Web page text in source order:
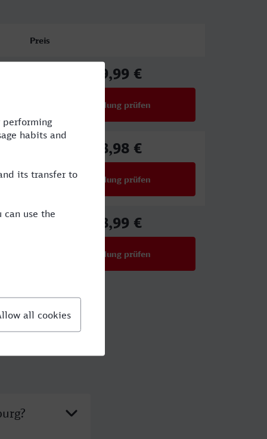
Preis
89,99 €
Verbindung prüfen
78,98 €
Verbindung prüfen
88,99 €
Verbindung prüfen